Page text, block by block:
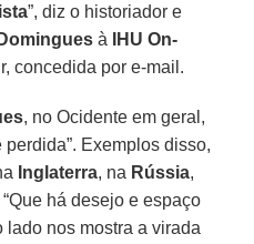
”, diz o historiador e
à
IHU On-
concedida por e-mail.
, no Ocidente em geral,
perdida”. Exemplos disso,
Inglaterra, na Rússia,
“Que há desejo e espaço
lado nos mostra a virada